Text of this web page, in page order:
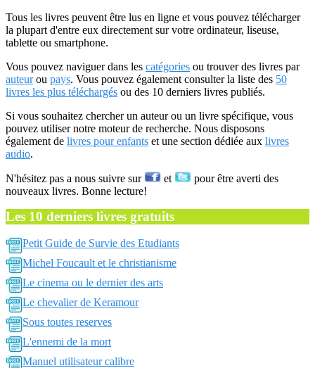
Tous les livres peuvent être lus en ligne et vous pouvez télécharger
la plupart d'entre eux directement sur votre ordinateur, liseuse,
tablette ou smartphone.
Vous pouvez naviguer dans les catégories ou trouver des livres par
auteurou pays. Vous pouvez également consulter la liste des 50
livres les plus téléchargés ou des 10 derniers livres publiés.
Si vous souhaitez chercher un auteur ou un livre spécifique, vous
pouvez utiliser notre moteur de recherche. Nous disposons
également de livres pour enfants et une section dédiée aux livres
audio.
N'hésitez pas a nous suivre sur et
pour être averti des
nouveaux livres. Bonne lecture!
Les 10 derniers livres gratuits
Petit Guide de Survie des Etudiants
Michel Foucault et le christianisme
Le cinema ou le dernier des arts
Le chevalier de Keramour
Sous toutes reserves
L'ennemi de la mort
Manuel utilisateur calibre